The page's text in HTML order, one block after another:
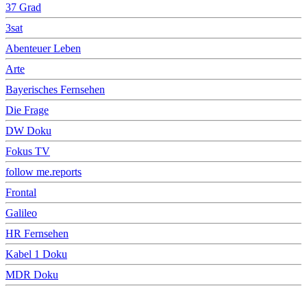
37 Grad
3sat
Abenteuer Leben
Arte
Bayerisches Fernsehen
Die Frage
DW Doku
Fokus TV
follow me.reports
Frontal
Galileo
HR Fernsehen
Kabel 1 Doku
MDR Doku